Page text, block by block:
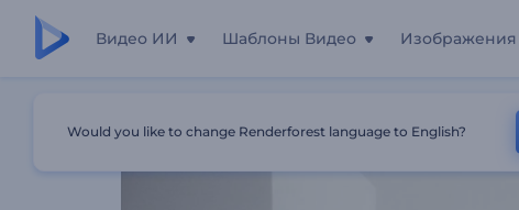
Видео ИИ Шаблоны Видео
Would you like to change Renderforest language to English?